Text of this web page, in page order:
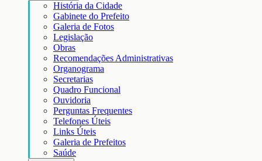
História da Cidade
Gabinete do Prefeito
Galeria de Fotos
Legislação
Obras
Recomendações Administrativas
Organograma
Secretarias
Quadro Funcional
Ouvidoria
Perguntas Frequentes
Telefones Úteis
Links Úteis
Galeria de Prefeitos
Saúde